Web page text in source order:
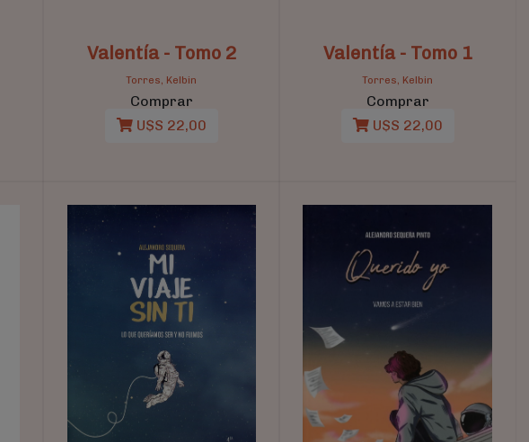
Valentía - Tomo 2
Torres, Kelbin
Comprar
U$S 22,00
Valentía - Tomo 1
Torres, Kelbin
Comprar
U$S 22,00